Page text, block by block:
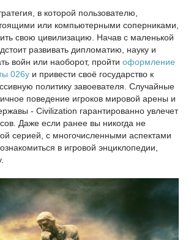
в которой пользователю,
или компьютерными соперниками,
свою цивилизацию. Начав с маленькой
развивать дипломатию, науку и
войн или наоборот, пройти оформление
026у и привести своё государство к
политику завоевателя. Случайные
поведение игроков мировой арены и
- Civilization гарантированно увлечет
Даже если ранее вы никогда не
серией, с многочисленными аспектами
в игровой энциклопедии,